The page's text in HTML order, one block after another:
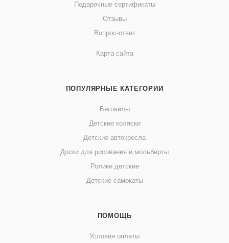
Подарочные сертификаты
Отзывы
Вопрос-ответ
Карта сайта
ПОПУЛЯРНЫЕ КАТЕГОРИИ
Беговелы
Детские коляски
Детские автокресла
Доски для рисования и мольберты
Ролики детские
Детские самокаты
ПОМОЩЬ
Условия оплаты